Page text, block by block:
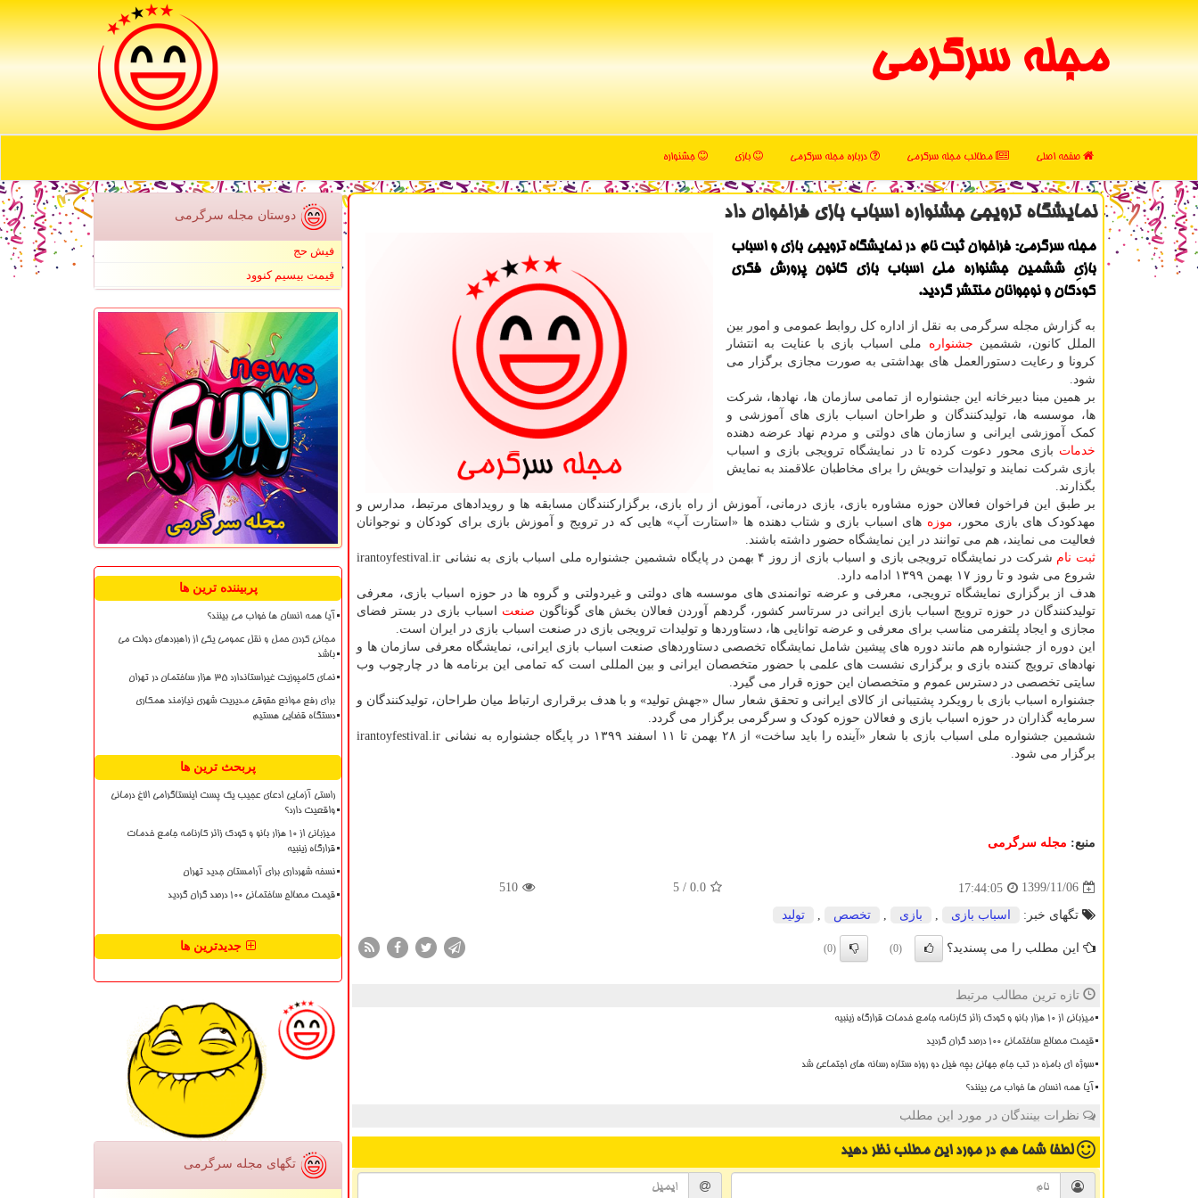
مجله سرگرمی
صفحه اصلی مطالب مجله سرگرمی درباره مجله سرگرمی بازی جشنواره
نمایشگاه ترویجی جشنواره اسباب بازی فراخوان داد
مجله سرگرمی: فراخوان ثبت نام در نمایشگاه ترویجی بازی و اسباب
بازیِ ششمین جشنواره ملی اسباب بازی کانون پرورش فکری
کودکان و نوجوانان منتشر گردید.
به گزارش مجله سرگرمی به نقل از اداره کل روابط عمومی و امور بین
الملل کانون، ششمین جشنواره ملی اسباب بازی با عنایت به انتشار
کرونا و رعایت دستورالعمل های بهداشتی به صورت مجازی برگزار می
شود.
بر همین مبنا دبیرخانه این جشنواره از تمامی سازمان ها، نهادها، شرکت
ها، موسسه ها، تولیدکنندگان و طراحان اسباب بازی های آموزشی و
کمک آموزشی ایرانی و سازمان های دولتی و مردم نهاد عرضه دهنده
خدمات بازی محور دعوت کرده تا در نمایشگاه ترویجی بازی و اسباب
بازی شرکت نمایند و تولیدات خویش را برای مخاطبان علاقمند به نمایش
بگذارند.
بر طبق این فراخوان فعالان حوزه مشاوره بازی، بازی درمانی، آموزش از راه بازی، برگزارکنندگان مسابقه ها و رویدادهای مرتبط، مدارس و
مهدکودک های بازی محور، موزه های اسباب بازی و شتاب دهنده ها «استارت آپ» هایی که در ترویج و آموزش بازی برای کودکان و نوجوانان
فعالیت می نمایند، هم می توانند در این نمایشگاه حضور داشته باشند.
ثبت نام
شرکت در نمایشگاه ترویجی بازی و اسباب بازی از روز ۴ بهمن در پایگاه ششمین جشنواره ملی اسباب بازی به نشانی irantoyfestival.ir
شروع می شود و تا روز ۱۷ بهمن ۱۳۹۹ ادامه دارد.
هدف از برگزاری نمایشگاه ترویجی، معرفی و عرضه توانمندی های موسسه های دولتی و غیردولتی و گروه ها در حوزه اسباب بازی، معرفی
تولیدکنندگان در حوزه ترویج اسباب بازی ایرانی در سرتاسر کشور، گردهم آوردن فعالان بخش های گوناگون صنعت اسباب بازی در بستر فضای
مجازی و ایجاد پلتفرمی مناسب برای معرفی و عرضه توانایی ها، دستاوردها و تولیدات ترویجی بازی در صنعت اسباب بازی در ایران است.
این دوره از جشنواره هم مانند دوره های پیشین شامل نمایشگاه تخصصی دستاوردهای صنعت اسباب بازی ایرانی، نمایشگاه معرفی سازمان ها و
نهادهای ترویج کننده بازی و برگزاری نشست های علمی با حضور متخصصان ایرانی و بین المللی است که تمامی این برنامه ها در چارچوب وب
سایتی تخصصی در دسترس عموم و متخصصان این حوزه قرار می گیرد.
جشنواره اسباب بازی با رویکرد پشتیبانی از کالای ایرانی و تحقق شعار سال «جهش تولید» و با هدف برقراری ارتباط میان طراحان، تولیدکنندگان و
سرمایه گذاران در حوزه اسباب بازی و فعالان حوزه کودک و سرگرمی برگزار می گردد.
ششمین جشنواره ملی اسباب بازی با شعار «آینده را باید ساخت» از ۲۸ بهمن تا ۱۱ اسفند ۱۳۹۹ در پایگاه جشنواره به نشانی irantoyfestival.ir
برگزار می شود.
منبع: مجله سرگرمی
1399/11/06
17:44:05
0.0
/ 5
510
تگهای خبر: اسباب بازی بازی تخصص تولید
این مطلب را می پسندید؟ (0)
(0)
تازه ترین مطالب مرتبط
میزبانی از ۱۰ هزار بانو و کودک زائر کارنامه جامع خدمات قرارگاه زینبیه
قیمت مصالح ساختمانی ۱۰۰ درصد گران گردید
سوژه ای بامزه در تب جام جهانی بچه فیل دو روزه ستاره رسانه های اجتماعی شد
آیا همه انسان ها خواب می بینند؟
نظرات بینندگان در مورد این مطلب
لطفا شما همدر مورد این مطلب نظر دهید
دوستان مجله سرگرمی
فیش حج
قیمت بیسیم کنوود
پربیننده ترین ها
آیا همه انسان ها خواب می بینند؟
مجانی کردن حمل و نقل عمومی یکی از راهبردهای دولت می
باشد
نمای کامپوزیت غیراستاندارد ۳۵ هزار ساختمان در تهران
برای رفع موانع حقوقی مدیریت شهری نیازمند همکاری
دستگاه قضایی هستیم
پربحث ترین ها
راستی آزمایی ادعای عجیب یک پست اینستاگرامی الاغ درمانی
واقعیت دارد؟
میزبانی از ۱۰ هزار بانو و کودک زائر کارنامه جامع خدمات
قرارگاه زینبیه
نسخه شهرداری برای آرامستان جدید تهران
قیمت مصالح ساختمانی ۱۰۰ درصد گران گردید
جدیدترین ها
تگهای مجله سرگرمی